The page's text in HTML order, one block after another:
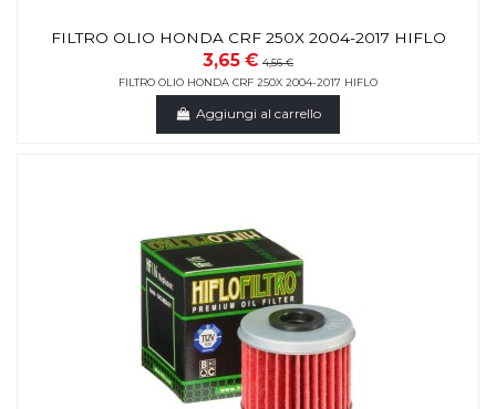
FILTRO OLIO HONDA CRF 250X 2004-2017 HIFLO
3,65 € 4,56 €
FILTRO OLIO HONDA CRF 250X 2004-2017 HIFLO
Aggiungi al carrello